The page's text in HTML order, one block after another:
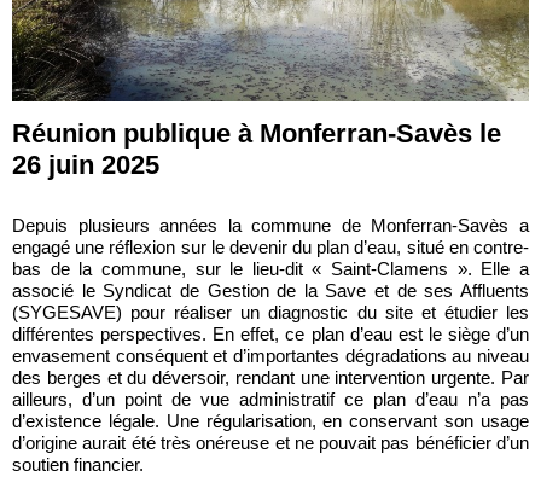
Réunion publique à Monferran-Savès le
26 juin 2025
Depuis plusieurs années la commune de Monferran-Savès a
engagé une réflexion sur le devenir du plan d’eau, situé en contre-
bas de la commune, sur le lieu-dit « Saint-Clamens ». Elle a
associé le Syndicat de Gestion de la Save et de ses Affluents
(SYGESAVE) pour réaliser un diagnostic du site et étudier les
différentes perspectives. En effet, ce plan d’eau est le siège d’un
envasement conséquent et d’importantes dégradations au niveau
des berges et du déversoir, rendant une intervention urgente. Par
ailleurs, d’un point de vue administratif ce plan d’eau n’a pas
d’existence légale. Une régularisation, en conservant son usage
d’origine aurait été très onéreuse et ne pouvait pas bénéficier d’un
soutien financier.